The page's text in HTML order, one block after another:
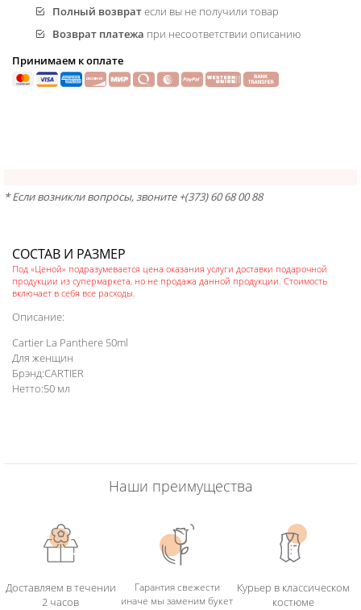
Полный возвратесли вы не получили товар
Возврат платежа при несоответствии описанию
Принимаем к оплате
* Если возникли вопросы, звоните +(373) 60 68 00 88
СОСТАВ И РАЗМЕР
Под «Ценой» подразумевается цена оказания услуги доставки подарочной
продукции из супермаркета, но не продажа данной продукции. Стоимость
включает в себя все расходы.
Описание:
Cartier La Panthere 50ml
Для женщин
Брэнд:CARTIER
Нетто:50 мл
Наши преимущества
Доставляем в течении
2 часов
Гарантия свежести
иначе мы заменим букет
Курьер в классическом
костюме